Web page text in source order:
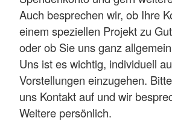
Auch besprechen wir, ob Ihre
einem speziellen Projekt zu
oder ob Sie uns ganz
Uns ist es wichtig, individuell
Vorstellungen einzugehen.
uns Kontakt auf und wir
Weitere persönlich.